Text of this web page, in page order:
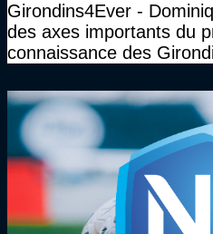
Girondins4Ever -
des axes importants du
connaissance des